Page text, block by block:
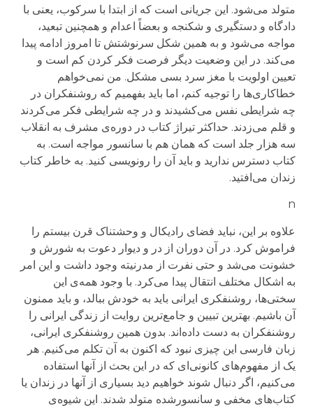
متولد می‌شود. این جریانی است که از ابتدا با سرکوب، یعنی با
دادگاه و دستگیری و شکنجه و بعضاً اعدام و همچنین تبعید،
مواجه می‌شود و به همین شکل سرنوشتش تا امروز ادامه پیدا
می‌کند. در این وضعیت دیگر فرصت فکر کردن کم است و
تعیین اولویت با مغز سرد بسی مشکل. من نمی‌خواهم
خطاکاری‌ها را توجیه‌ کنم، اما باید بفهمیم که روشنفکران در
چه شرایطی نفس می‌کشیدند و در چه شرایطی فکر می‌کردند
و قلم می‌زدند. حداکثر تیراژ کتاب در دوره‌ی مشرف به انقلاب
سه هزار جلد است که همان هم با سانسور مواجه است. به
کتاب دسترس ندارید و باید آن را رونویسی کنید. به خاطر کتاب
زندان می‌افتید.
n
علاوه بر این، نباید فضای رادیکال و وحشتناک قرن بیستم را
فراموش کرد. در آن دوران از در و دیوار دعوت به شورش و
خشونت می‌شد و حتی نفرت از مدرنیته وجود داشت و این امر
به اشکال مختلف انتقال پیدا می‌کرد. با وجود همه‌ی این
سختی‌ها، روشنفکری ایرانی باید به خودش ببالد، و باید ممنون
آن باشیم. بهترین تبیین و جامع‌ترین روایت از زندگی ایرانی را
روشنفکران به دست داده‌اند. بدون همین روشنفکری ایرانی،
زبان فارسی این چیزی نبود که اکنون به آن تکلم می‌کنیم. هر
یک از مفهوم‌های کانونی‌ای که در این بحث از آنها استفاده
می‌کنیم، اگر دنبال شوند خواهیم دید بسیاری از آنها در زندان یا
کتاب‌های مخفی و سانسورشده متولد شدند. این شیوه‌ی